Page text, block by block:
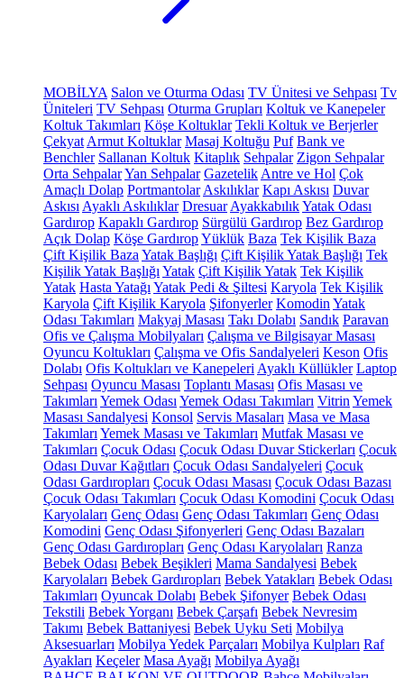
MOBİLYA Salon ve Oturma Odası TV Ünitesi ve Sehpası Tv
Üniteleri TV Sehpası Oturma Grupları Koltuk ve Kanepeler
Koltuk Takımları Köşe Koltuklar Tekli Koltuk ve Berjerler
Çekyat Armut Koltuklar Masaj Koltuğu Puf Bank ve
Benchler Sallanan Koltuk Kitaplık Sehpalar Zigon Sehpalar
Orta SehpalarYan Sehpalar Gazetelik Antre ve Hol Çok
Amaçlı Dolap Portmantolar Askılıklar Kapı Askısı Duvar
Askısı Ayaklı Askılıklar Dresuar AyakkabılıkYatak Odası
Gardırop Kapaklı Gardırop Sürgülü Gardırop Bez Gardırop
Açık Dolap Köşe GardıropYüklük Baza Tek Kişilik Baza
Çift Kişilik Baza Yatak Başlığı Çift Kişilik Yatak Başlığı Tek
Kişilik Yatak Başlığı Yatak Çift Kişilik Yatak Tek Kişilik
Yatak Hasta Yatağı Yatak Pedi & Şiltesi Karyola Tek Kişilik
Karyola Çift Kişilik Karyola Şifonyerler Komodin Yatak
Odası Takımları Makyaj Masası Takı Dolabı Sandık Paravan
Ofis ve Çalışma Mobilyaları Çalışma ve Bilgisayar Masası
Oyuncu Koltukları Çalışma ve Ofis Sandalyeleri Keson Ofis
Dolabı Ofis Koltukları ve Kanepeleri Ayaklı Küllükler Laptop
Sehpası Oyuncu Masası Toplantı Masası Ofis Masası ve
Takımları Yemek Odası Yemek Odası Takımları Vitrin Yemek
Masası Sandalyesi Konsol Servis Masaları Masa ve Masa
Takımları Yemek Masası ve Takımları Mutfak Masası ve
Takımları Çocuk Odası Çocuk Odası Duvar Stickerları Çocuk
Odası Duvar Kağıtları Çocuk Odası Sandalyeleri Çocuk
Odası Gardıropları Çocuk Odası Masası Çocuk Odası Bazası
Çocuk Odası Takımları Çocuk Odası Komodini Çocuk Odası
Karyolaları Genç Odası Genç Odası Takımları Genç Odası
Komodini Genç Odası Şifonyerleri Genç Odası Bazaları
Genç Odası Gardıropları Genç Odası Karyolaları Ranza
Bebek Odası Bebek Beşikleri Mama Sandalyesi Bebek
Karyolaları Bebek Gardıropları Bebek Yatakları Bebek Odası
Takımları Oyuncak Dolabı Bebek Şifonyer Bebek Odası
Tekstili Bebek Yorganı Bebek Çarşafı Bebek Nevresim
Takımı Bebek Battaniyesi Bebek Uyku Seti Mobilya
Aksesuarları Mobilya Yedek Parçaları Mobilya Kulpları Raf
Ayakları Keçeler Masa Ayağı Mobilya Ayağı